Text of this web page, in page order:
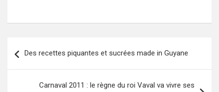
de
Des recettes piquantes et sucrées made in Guyane
Carnaval 2011 : le règne du roi Vaval va vivre ses